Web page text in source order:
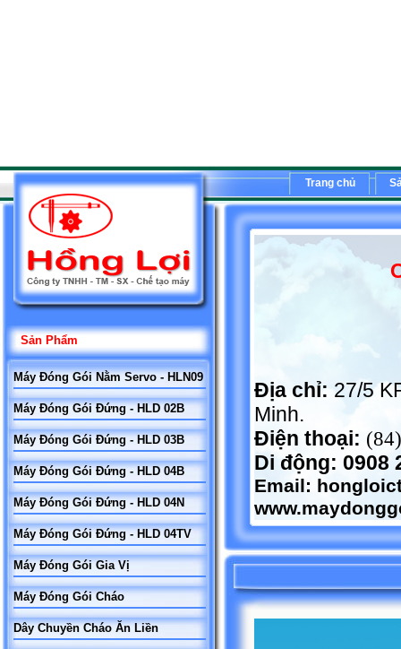
Trang chủ
Sản Phẩm
Máy Đóng Gói Nằm Servo - HLN09
Máy Đóng Gói Đứng - HLD 02B
Máy Đóng Gói Đứng - HLD 03B
Máy Đóng Gói Đứng - HLD 04B
Máy Đóng Gói Đứng - HLD 04N
Máy Đóng Gói Đứng - HLD 04TV
Máy Đóng Gói Gia Vị
Máy Đóng Gói Cháo
Dây Chuyền Cháo Ăn Liền
Địa chỉ: 27/5
Minh.
Điện thoại:
Di động: 0908
Email: